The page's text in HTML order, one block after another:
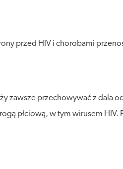
przed HIV i chorobami
przechowywać z dala
płciową, w tym wirusem